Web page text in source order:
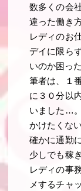
数多くの会
違った働き
レディのお
デイに限ら
いのか困っ
筆者は、１
に３０分以
いました…
かけたくな
確かに通勤
少しでも稼
レディの事
メするチャ